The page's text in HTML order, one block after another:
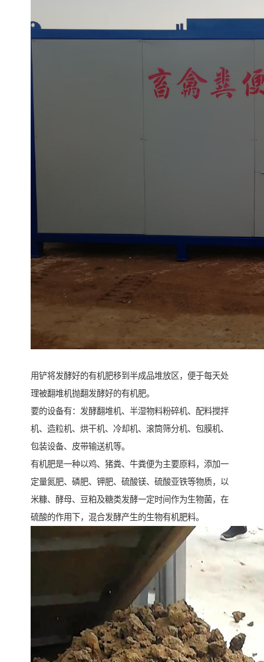
用铲将发酵好的有机肥移到半成品堆放区，便于每天处
理被翻堆机抛翻发酵好的有机肥。
要的设备有：发酵翻堆机、半湿物料粉碎机、配料搅拌
机、造粒机、烘干机、冷却机、滚筒筛分机、包膜机、
包装设备、皮带输送机等。
有机肥是一种以鸡、猪粪、牛粪便为主要原料，添加一
定量氮肥、磷肥、钾肥、硫酸镁、硫酸亚铁等物质，以
米糠、酵母、豆粕及糖类发酵一定时间作为生物菌，在
硫酸的作用下，混合发酵产生的生物有机肥料。